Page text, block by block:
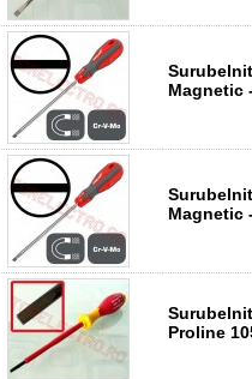
Magnetic
Magnetic
Proline